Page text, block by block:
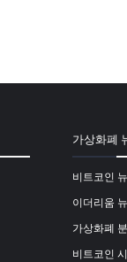
가상화폐
비트코인
이더리움
가상화폐
비트코인